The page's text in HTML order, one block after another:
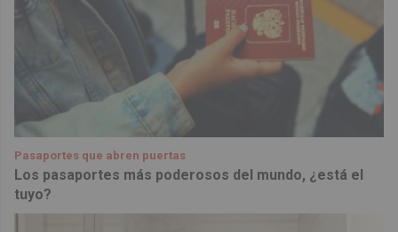
Pasaportes que abren puertas
Los pasaportes más poderosos del mundo, ¿está el
tuyo?